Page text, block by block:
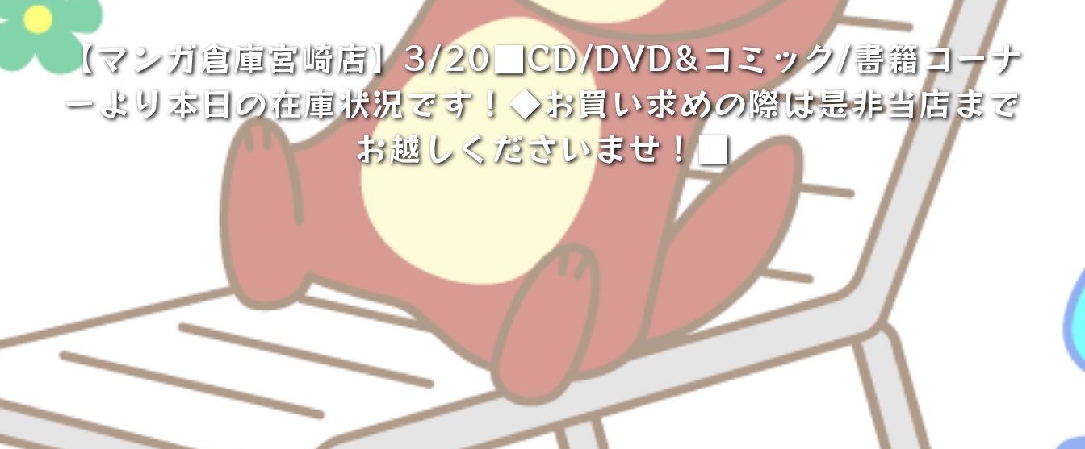
【マンガ倉庫宮崎店】3/20■CD/DVD&コミック/書籍コーナ
ーより本日の在庫状況です！◆お買い求めの際は是非当店まで
お越しくださいませ！■